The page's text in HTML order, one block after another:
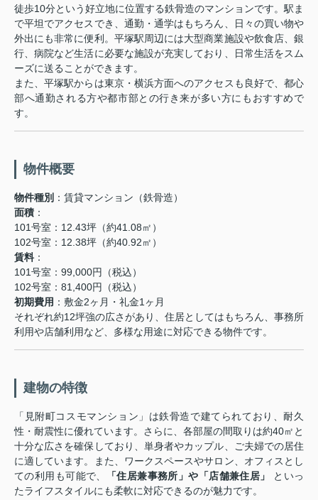
徒歩10分という好立地に位置する鉄骨造のマンションです。駅ま
で平坦でアクセスでき、通勤・通学はもちろん、日々の買い物や
外出にも非常に便利。平塚駅周辺には大型商業施設や飲食店、銀
行、病院など生活に必要な施設が充実しており、日常生活をスム
ーズに送ることができます。
また、平塚駅からは東京・横浜方面へのアクセスも良好で、都心
部へ通勤される方や都市部との行き来が多い方にもおすすめで
す。
物件概要
物件種別 ：賃貸マンション（鉄骨造）
面積 ：
101号室：12.43坪（約41.08㎡）
102号室：12.38坪（約40.92㎡）
賃料：
101号室：99,000円（税込）
102号室：81,400円（税込）
初期費用 ：敷金2ヶ月・礼金1ヶ月
それぞれ約12坪強の広さがあり、住居としてはもちろん、事務所
利用や店舗利用など、多様な用途に対応できる物件です。
建物の特徴
「見附町コスモマンション」は鉄骨造で建てられており、耐久
性・耐震性に優れています。さらに、各部屋の間取りは約40㎡と
十分な広さを確保しており、単身者やカップル、ご夫婦での居住
に適しています。また、ワークスペースやサロン、オフィスとし
ての利用も可能で、
「住居兼事務所」や「店舗兼住居」
といっ
たライフスタイルにも柔軟に対応できるのが魅力です。